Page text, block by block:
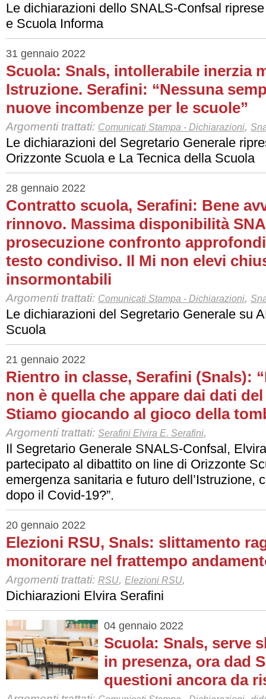
Le dichiarazioni dello SNALS-Confsal
e Scuola Informa
31 gennaio 2022
Scuola: Snals, intollerabile inerzia
Istruzione. Serafini: “Nessuna
nuove incombenze per le scuole”
Argomenti trattati: Comunicati Stampa - Dichiarazioni,
Le dichiarazioni del Segretario Generale
Orizzonte Scuola e La Tecnica della Scuola
28 gennaio 2022
Contratto scuola, Serafini: Bene
rinnovo. Massima disponibilità
prosecuzione confronto
testo condiviso. Il Mi non elevi
insormontabili
Argomenti trattati: Comunicati Stampa - Dichiarazioni,
Le dichiarazioni del Segretario Generale su
Scuola
21 gennaio 2022
Rientro in classe, Serafini (Snals):
non è quella che appare dai dati
Stiamo giocando al gioco della
Argomenti trattati: Serafini Elvira E. Serafini,
Il Segretario Generale SNALS-Confsal,
partecipato al dibattito on line di Orizzonte
emergenza sanitaria e futuro dell’Istruzione,
dopo il Covid-19?”.
20 gennaio 2022
Elezioni RSU, Snals: slittamento
monitorare nel frattempo
Argomenti trattati: RSU, Elezioni RSU,
Dichiarazioni Elvira Serafini
04 gennaio 2022
Scuola: Snals, serve
in presenza, ora dad
questioni ancora da